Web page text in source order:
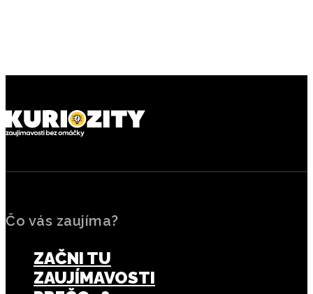
Čo vás zaujíma?
ZAČNI TU
ZAUJÍMAVOSTI